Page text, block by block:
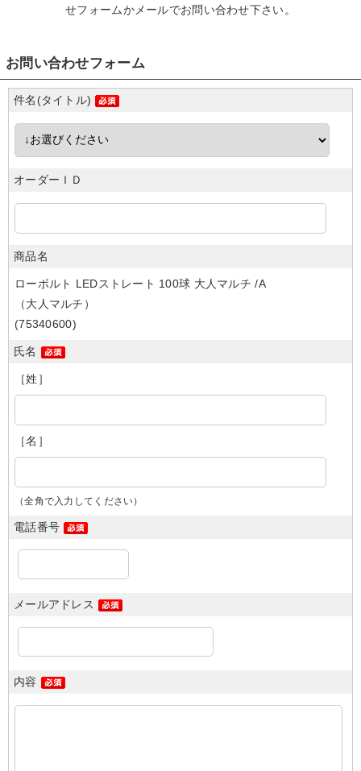
せフォームかメールでお問い合わせ下さい。
お問い合わせフォーム
件名(タイトル)
オーダーＩＤ
商品名
ローボルト LEDストレート 100球 大人マルチ /A
（大人マルチ）
(75340600)
氏名
［姓］
［名］
（全角で入力してください）
電話番号
メールアドレス
内容